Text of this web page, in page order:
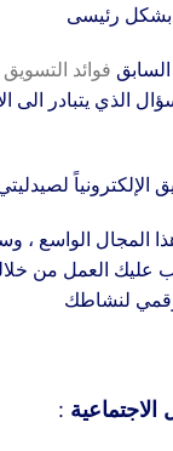
بشكل رئيسى
فوائد التسويق
الذي يتبادر الى
المجال الواسع ،
عليك العمل من
لنشاطك
الاجتماعية :